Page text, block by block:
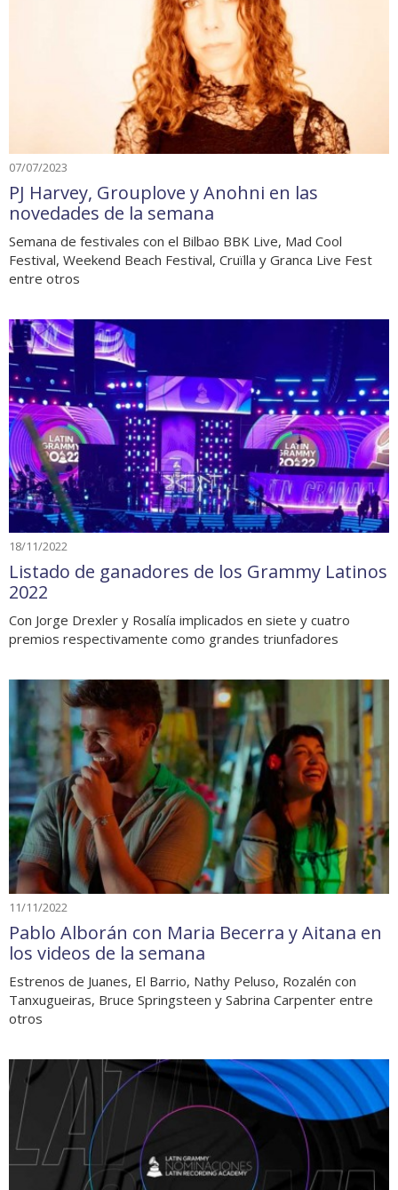
07/07/2023
PJ Harvey, Grouplove y Anohni en las
novedades de la semana
Semana de festivales con el Bilbao BBK Live, Mad Cool
Festival, Weekend Beach Festival, Cruïlla y Granca Live Fest
entre otros
18/11/2022
Listado de ganadores de los Grammy Latinos
2022
Con Jorge Drexler y Rosalía implicados en siete y cuatro
premios respectivamente como grandes triunfadores
11/11/2022
Pablo Alborán con Maria Becerra y Aitana en
los videos de la semana
Estrenos de Juanes, El Barrio, Nathy Peluso, Rozalén con
Tanxugueiras, Bruce Springsteen y Sabrina Carpenter entre
otros